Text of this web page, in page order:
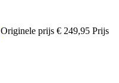
Originele prijs € 249,95 Prijs